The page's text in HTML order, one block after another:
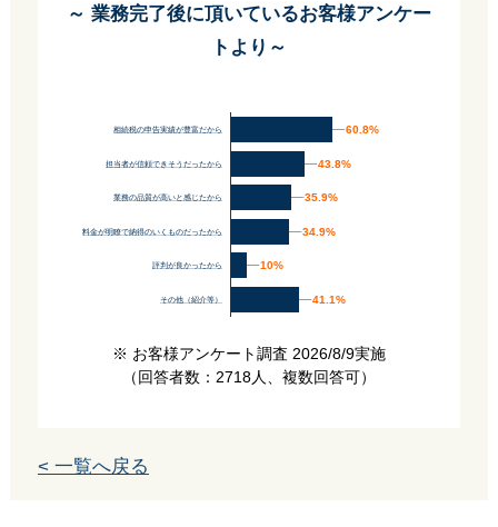
～ 業務完了後に頂いているお客様アンケー
トより～
相続税の申告実績が豊富だから
担当者が信頼できそうだったから
業務の品質が高いと感じたから
料金が明瞭で納得のいくものだったから
評判が良かったから
その他（紹介等）
60.8%
60.8%
43.8%
43.8%
35.9%
35.9%
34.9%
34.9%
10%
10%
41.1%
41.1%
※ お客様アンケート調査 2026/8/9実施
（回答者数：2718人、複数回答可）
< 一覧へ戻る